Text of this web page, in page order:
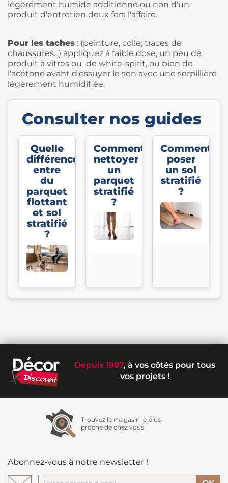
légèrement humide additionné ou non d'un
produit d'entretien doux fera l'affaire.
Pour les taches : (peinture, colle, traces de
chaussures...) appliquez à faible dose, un peu de
produit à vitres ou de white-spirit, ou bien de
l'acétone avant d'essuyer le son avec une serpillière
légèrement humidifiée.
Consulter nos guides
Quelle
différence
entre
du
parquet
flottant
et sol
stratifié
?
Comment
nettoyer
un
parquet
stratifié
?
Comment
poser
un sol
stratifié
?
Depuis 1987, à vos côtés pour tous
vos projets !
Trouvez le magasin le plus
proche de chez vous
Abonnez-vous à notre newsletter !